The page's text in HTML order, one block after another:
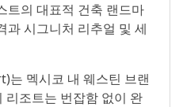
트의 대표적 건축 랜드마
시그니처 리추얼 및 세
는 멕시코 내 웨스틴 브랜
리조트는 번잡함 없이 완